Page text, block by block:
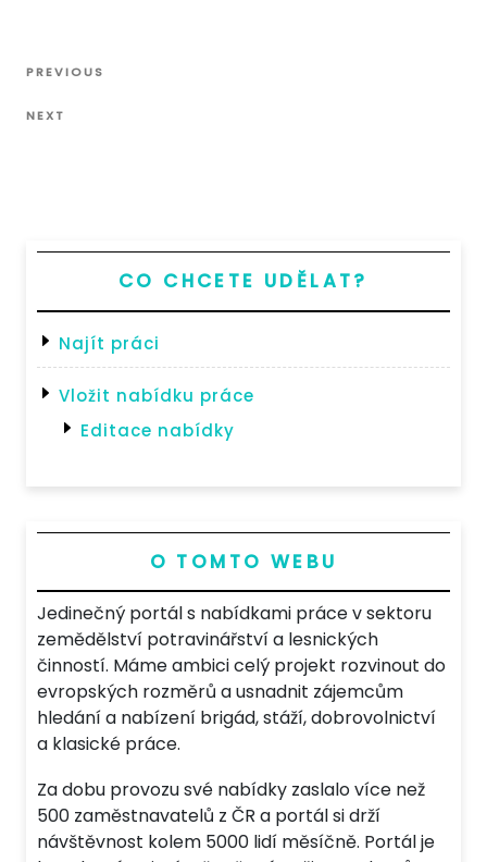
Navigace
příspěvek
Previous
PREVIOUS
Next
NEXT
CO CHCETE UDĚLAT?
Najít práci
Vložit nabídku práce
Editace nabídky
O TOMTO WEBU
Jedinečný portál s nabídkami práce v sektoru
zemědělství potravinářství a lesnických
činností. Máme ambici celý projekt rozvinout do
evropských rozměrů a usnadnit zájemcům
hledání a nabízení brigád, stáží, dobrovolnictví
a klasické práce.
Za dobu provozu své nabídky zaslalo více než
500 zaměstnavatelů z ČR a portál si drží
návštěvnost kolem 5000 lidí měsíčně. Portál je